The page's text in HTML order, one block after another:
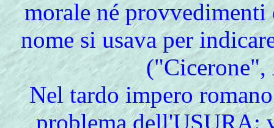
morale né provvedimenti
nome si usava per
("Cicerone",
Nel tardo impero
problema dell'USURA: